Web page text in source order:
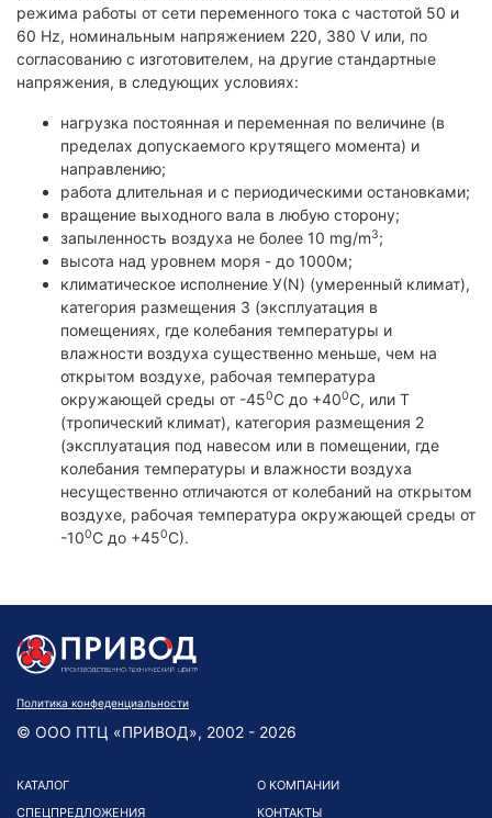
режима работы от сети переменного тока с частотой 50 и
60 Hz, номинальным напряжением 220, 380 V или, по
согласованию с изготовителем, на другие стандартные
напряжения, в следующих условиях:
нагрузка постоянная и переменная по величине (в
пределах допускаемого крутящего момента) и
направлению;
работа длительная и с периодическими остановками;
вращение выходного вала в любую сторону;
запыленность воздуха не более 10 mg/m3;
высота над уровнем моря - до 1000м;
климатическое исполнение У(N) (умеренный климат),
категория размещения 3 (эксплуатация в
помещениях, где колебания температуры и
влажности воздуха существенно меньше, чем на
открытом воздухе, рабочая температура
окружающей среды от -450С до +400С, или Т
(тропический климат), категория размещения 2
(эксплуатация под навесом или в помещении, где
колебания температуры и влажности воздуха
несущественно отличаются от колебаний на открытом
воздухе, рабочая температура окружающей среды от
-100С до +450С).
Политика конфеденциальности
© ООО ПТЦ «ПРИВОД», 2002 - 2026
КАТАЛОГ
СПЕЦПРЕДЛОЖЕНИЯ
О КОМПАНИИ
КОНТАКТЫ